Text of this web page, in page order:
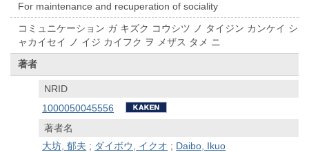
For maintenance and recuperation of sociality
コミュニケーション ガ キズク コウシツ ノ タイジン カンケイ シ
ャカイセイ ノ イジ カイフク ヲ メザス タメ ニ
著者
NRID
1000050045556
著者名
大坊, 郁夫 ; ダイボウ, イクオ ; Daibo, Ikuo